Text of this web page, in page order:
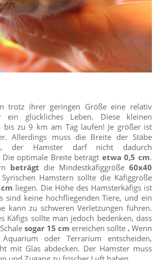
trotz ihrer geringen Größe eine relativ
ein glückliches Leben. Diese kleinen
bis zu 9 km am Tag laufen! Je größer ist
Allerdings muss die Breite der Stäbe
der Hamster darf nicht dadurch
optimale Breite beträgt etwa 0,5 cm.
beträgt die Mindestkäfiggröße 60x40
Hamstern sollte die Käfiggröße
liegen. Die Höhe des Hamsterkäfigs ist
sind keine hochfliegenden Tiere, und ein
kann zu schweren Verletzungen führen.
Käfigs sollte man jedoch bedenken, dass
sogar 15 cm erreichen sollte . Wenn
oder Terrarium entscheiden,
mit Glas abdecken. Der Hamster muss